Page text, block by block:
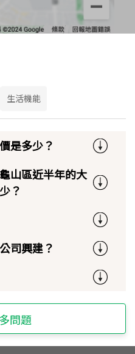
生活機能
是多少？
山區近半年的大
？
司興建？
問題